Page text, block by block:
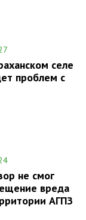
селе
проблем с
не смог
вреда
АГПЗ